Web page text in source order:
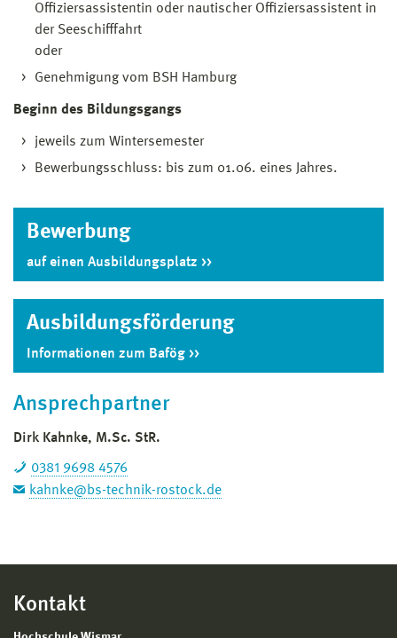
Offiziersassistentin oder nautischer Offiziersassistent in
der Seeschifffahrt
oder
Genehmigung vom BSH Hamburg
Beginn des Bildungsgangs
jeweils zum Wintersemester
Bewerbungsschluss: bis zum 01.06. eines Jahres.
Bewerbung
auf einen Ausbildungsplatz
Ausbildungs­förderung
Informationen zum Bafög
Ansprechpartner
Dirk Kahnke, M.Sc. StR.
0381 9698 4576
kahnke@bs-technik-rostock.de
Kontakt